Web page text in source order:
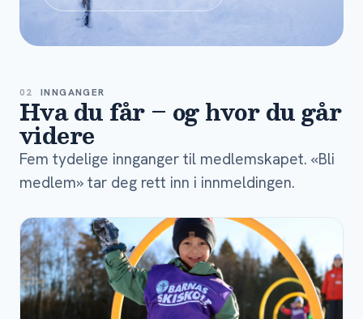
02 INNGANGER
Hva du får – og hvor du går
videre
Fem tydelige innganger til medlemskapet. «Bli
medlem» tar deg rett inn i innmeldingen.